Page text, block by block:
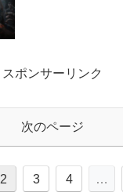
スポンサーリンク
次のページ
2 3 4 …